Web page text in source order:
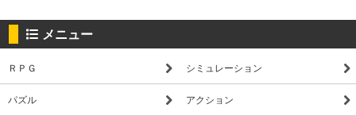
メニュー
ＲＰＧ シミュレーション
パズル アクション